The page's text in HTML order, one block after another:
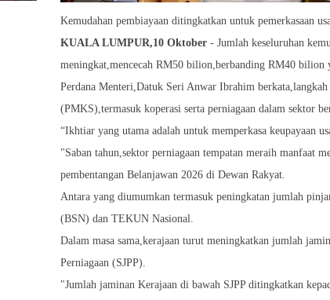
Kemudahan pembiayaan ditingkatkan untuk pemerkasaan
KUALA LUMPUR,10 Oktober - Jumlah keseluruhan
meningkat,mencecah RM50 bilion,berbanding RM40 bilion
Perdana Menteri,Datuk Seri Anwar Ibrahim
(PMKS),termasuk koperasi serta perniagaan dalam sektor
“Ikhtiar yang utama adalah untuk memperkasa keupayaan
"Saban tahun,sektor perniagaan tempatan meraih manfaat
pembentangan Belanjawan 2026 di Dewan Rakyat.
Antara yang diumumkan termasuk peningkatan jumlah
(BSN) dan TEKUN Nasional.
Dalam masa sama,kerajaan turut meningkatkan jumlah
Perniagaan (SJPP).
"Jumlah jaminan Kerajaan di bawah SJPP ditingkatkan